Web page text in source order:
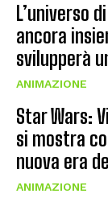
L’universo
ancora
svilupperà
ANIMAZIONE
Star Wars:
si mostra
nuova era
ANIMAZIONE